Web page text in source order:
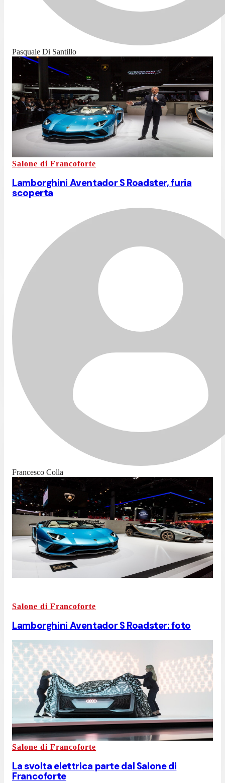
Pasquale Di Santillo
Salone di Francoforte
Lamborghini Aventador S Roadster, furia
scoperta
Francesco Colla
Salone di Francoforte
Lamborghini Aventador S Roadster: foto
Salone di Francoforte
La svolta elettrica parte dal Salone di
Francoforte